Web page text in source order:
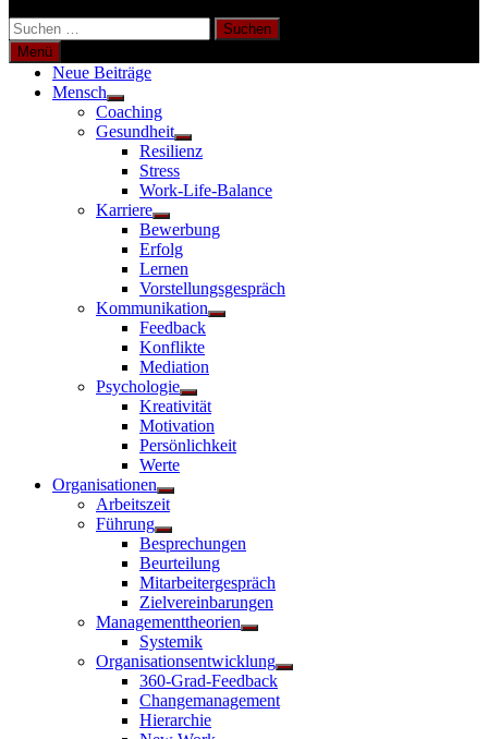
Suchen
nach:
Menü
Neue Beiträge
Mensch
Untermenü
anzeigen
Coaching
Gesundheit
Untermenü
anzeigen
Resilienz
Stress
Work-Life-Balance
Karriere
Untermenü
anzeigen
Bewerbung
Erfolg
Lernen
Vorstellungsgespräch
Kommunikation
Untermenü
Feedback
Konflikte
Mediation
Psychologie
Untermenü
anzeigen
Kreativität
Motivation
Persönlichkeit
Werte
Organisationen
Untermenü
anzeigen
Arbeitszeit
Führung
Untermenü
anzeigen
Besprechungen
Beurteilung
Mitarbeitergespräch
Zielvereinbarungen
Managementtheorien
Untermenü
Systemik
Organisationsentwicklung
Untermenü
360-Grad-Feedback
Changemanagement
Hierarchie